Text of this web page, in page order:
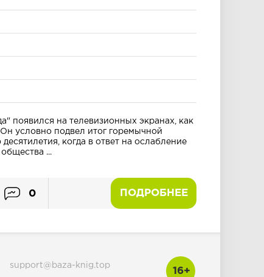
появился на телевизионных экранах, как
условно подвел итог горемычной
когда в ответ на ослабление
общества ...
ПОДРОБНЕЕ
0
16+
support@baza-knig.top